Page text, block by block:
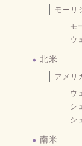
モーリ
モ
ウ
北米
アメリ
ウ
シ
シ
南米